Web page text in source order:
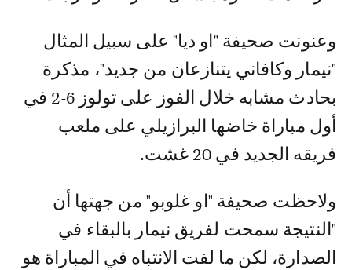
وعنونت صحيفة "او ديا" على سبيل المثال
"نيمار وكافاني يتنازعان من جديد"، مذكرة
بحادث مشابه خلال الفوز على تولوز 6-2 في
أول مباراة خاضها البرازيلي على ملعب
فريقه الجديد في 20 غشت.
ولاحظت صحيفة "او غلوبو" من جهتها أن
"النتيجة سمحت لفريق نيمار بالبقاء في
الصدارة، لكن ما لفت الانتباه في المباراة هو